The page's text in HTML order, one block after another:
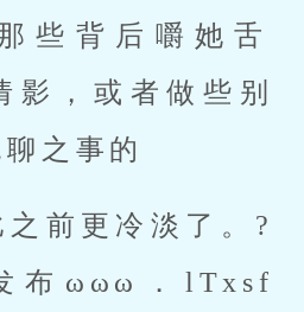
影，或者做些别
之事的
之前更冷淡了。?
布ωωω．lTxsf